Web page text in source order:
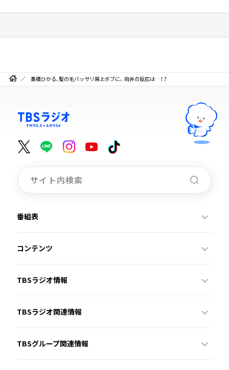
髙橋ひかる、髪の毛バッサリ肩上ボブに。向井の反応は…！？
番組表
コンテンツ
TBSラジオ情報
TBSラジオ関連情報
TBSグループ関連情報